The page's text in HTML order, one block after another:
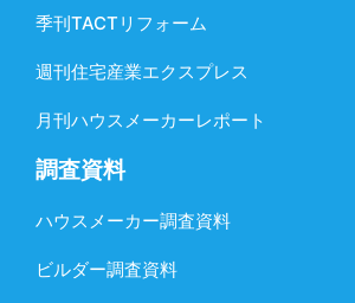
季刊TACTリフォーム
週刊住宅産業エクスプレス
月刊ハウスメーカーレポート
調査資料
ハウスメーカー調査資料
ビルダー調査資料